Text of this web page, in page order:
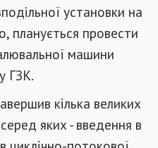
установки на
планується провести
машини
ГЗК.
кілька великих
яких - введення в